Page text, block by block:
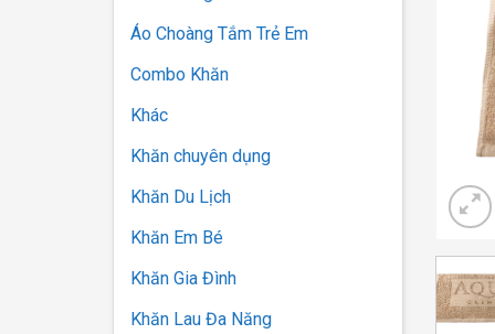
Áo Choàng Tắm Trẻ Em
Combo Khăn
Khác
Khăn chuyên dụng
Khăn Du Lịch
Khăn Em Bé
Khăn Gia Đình
Khăn Lau Đa Năng